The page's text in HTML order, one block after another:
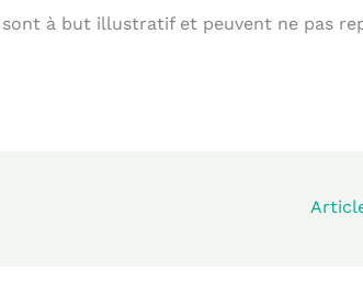
sont à but illustratif et peuvent ne pas